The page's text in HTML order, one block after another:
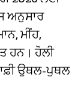
ਅਨੁਸਾਰ
ਮੀਂਹ,
ਹਨ। ਹੋਲੀ
ਉਥਲ-ਪੁਥਲ